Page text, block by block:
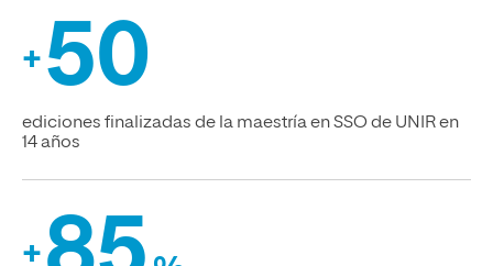
+ 50
ediciones finalizadas de la maestría en SSO de UNIR en
14 años
+